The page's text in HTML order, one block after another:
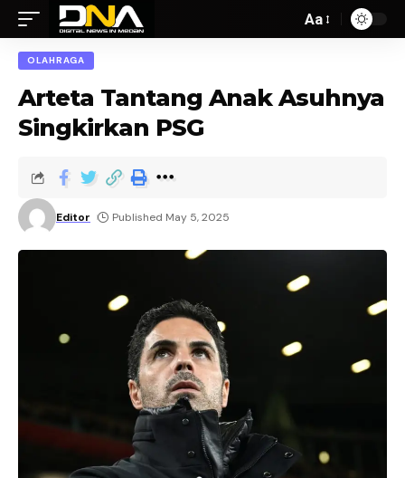
Aa
OLAHRAGA
Arteta Tantang Anak Asuhnya
Singkirkan PSG
Editor Published May 5, 2025